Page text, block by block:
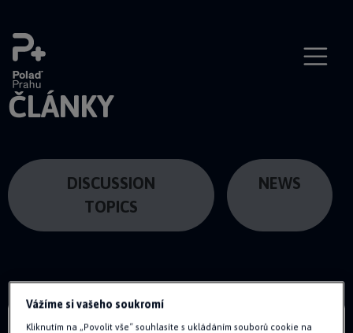
ČLÁNKY
DISCUSSION
TOPICS
NEWS
Vážíme si vašeho soukromí
Kliknutím na „Povolit vše“ souhlasíte s ukládáním souborů cookie na